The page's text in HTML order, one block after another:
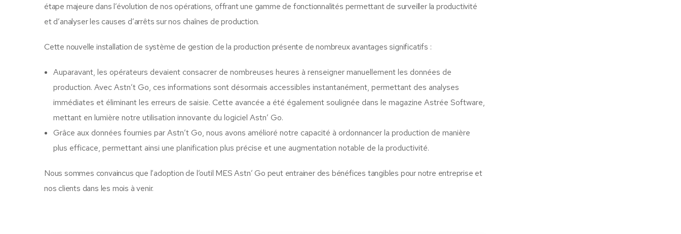
étape majeure dans l’évolution de nos opérations, offrant une gamme de fonctionnalités permettant de surveiller la productivité
et d’analyser les causes d’arrêts sur nos chaînes de production.
Cette nouvelle installation de système de gestion de la production présente de nombreux avantages significatifs :
Auparavant, les opérateurs devaient consacrer de nombreuses heures à renseigner manuellement les données de
production. Avec Astn’t Go, ces informations sont désormais accessibles instantanément, permettant des analyses
immédiates et éliminant les erreurs de saisie. Cette avancée a été également soulignée dans le magazine Astrée Software,
mettant en lumière notre utilisation innovante du logiciel Astn’ Go.
Grâce aux données fournies par Astn’t Go, nous avons amélioré notre capacité à ordonnancer la production de manière
plus efficace, permettant ainsi une planification plus précise et une augmentation notable de la productivité.
Nous sommes convaincus que l’adoption de l’outil MES Astn’ Go peut entrainer des bénéfices tangibles pour notre entreprise et
nos clients dans les mois à venir.